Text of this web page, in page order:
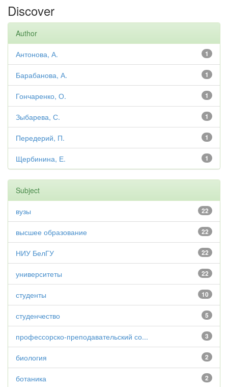
Discover
Author
1
Антонова, А.
1
Барабанова, А.
1
Гончаренко, О.
1
Зыбарева, С.
1
Передерий, П.
1
Щербинина, Е.
Subject
22
вузы
22
высшее образование
22
НИУ БелГУ
22
университеты
10
студенты
5
студенчество
3
профессорско-преподавательский со...
2
биология
2
ботаника